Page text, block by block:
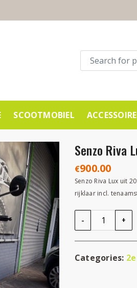
SCOOTMOBIEL
Senzo Riva
€900.00
Senzo Riva Lux uit
rijklaar incl.
-
Senzo Riva Lux
+
Categories: